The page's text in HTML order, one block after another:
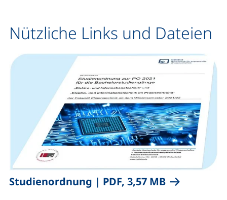
Nützliche Links und Dateien
Studienordnung | PDF, 3,57 MB(öffnet